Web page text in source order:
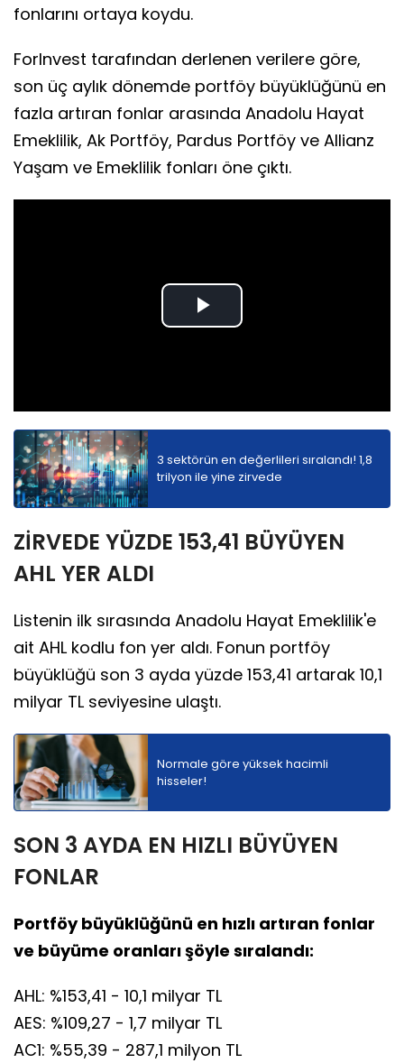
fonlarını ortaya koydu.
ForInvest tarafından derlenen verilere göre,
son üç aylık dönemde portföy büyüklüğünü en
fazla artıran fonlar arasında Anadolu Hayat
Emeklilik, Ak Portföy, Pardus Portföy ve Allianz
Yaşam ve Emeklilik fonları öne çıktı.
Play
3 sektörün en değerlileri sıralandı! 1,8
trilyon ile yine zirvede
ZİRVEDE YÜZDE 153,41 BÜYÜYEN
AHL YER ALDI
Listenin ilk sırasında Anadolu Hayat Emeklilik'e
ait AHL kodlu fon yer aldı. Fonun portföy
büyüklüğü son 3 ayda yüzde 153,41 artarak 10,1
milyar TL seviyesine ulaştı.
Normale göre yüksek hacimli
hisseler!
SON 3 AYDA EN HIZLI BÜYÜYEN
FONLAR
Portföy büyüklüğünü en hızlı artıran fonlar
ve büyüme oranları şöyle sıralandı:
AHL: %153,41 - 10,1 milyar TL
AES: %109,27 - 1,7 milyar TL
AC1: %55,39 - 287,1 milyon TL